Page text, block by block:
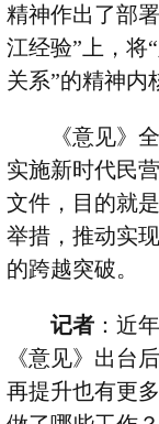
精神作出了部
江经验” 上，将“
关系”的精神内
《意见》
实施新时代民
文件，目的就
举措，推动实
的跨越突破。
记者：近
《意见》出台
再提升也有更